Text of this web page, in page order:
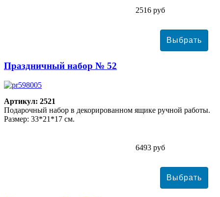
2516 руб
Праздничный набор № 52
Артикул: 2521
Подарочный набор в декорированном ящике ручной работы.
Размер: 33*21*17 см.
6493 руб